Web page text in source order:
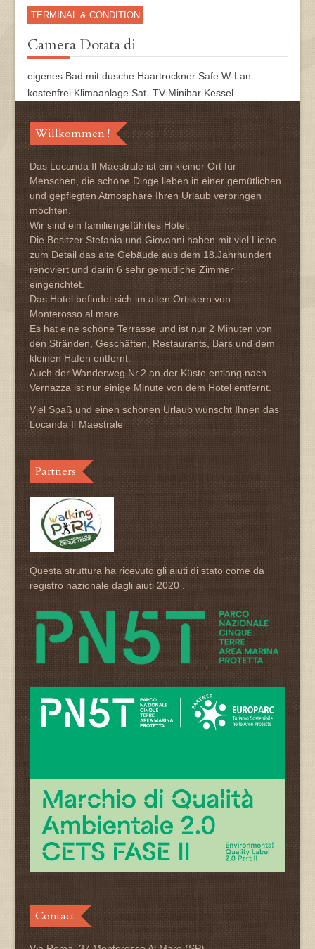
TERMINAL & CONDITION
Camera Dotata di
eigenes Bad mit dusche Haartrockner Safe W-Lan
kostenfrei Klimaanlage Sat- TV Minibar Kessel
Willkommen !
Das Locanda Il Maestrale ist ein kleiner Ort für
Menschen, die schöne Dinge lieben in einer gemütlichen
und gepflegten Atmosphäre Ihren Urlaub verbringen
möchten.
Wir sind ein familiengeführtes Hotel.
Die Besitzer Stefania und Giovanni haben mit viel Liebe
zum Detail das alte Gebäude aus dem 18.Jahrhundert
renoviert und darin 6 sehr gemütliche Zimmer
eingerichtet.
Das Hotel befindet sich im alten Ortskern von
Monterosso al mare.
Es hat eine schöne Terrasse und ist nur 2 Minuten von
den Stränden, Geschäften, Restaurants, Bars und dem
kleinen Hafen entfernt.
Auch der Wanderweg Nr.2 an der Küste entlang nach
Vernazza ist nur einige Minute von dem Hotel entfernt.
Viel Spaß und einen schönen Urlaub wünscht Ihnen das
Locanda Il Maestrale
Partners
Questa struttura ha ricevuto gli aiuti di stato come da
registro nazionale dagli aiuti 2020 .
Contact